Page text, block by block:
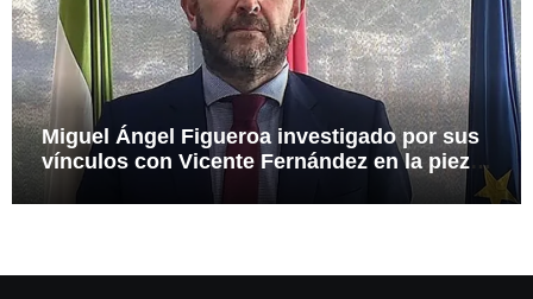
Miguel Ángel Figueroa investigado por sus
vínculos con Vicente Fernández en la pieza